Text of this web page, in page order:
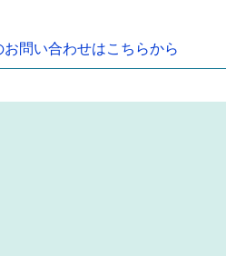
問い合わせはこちらから